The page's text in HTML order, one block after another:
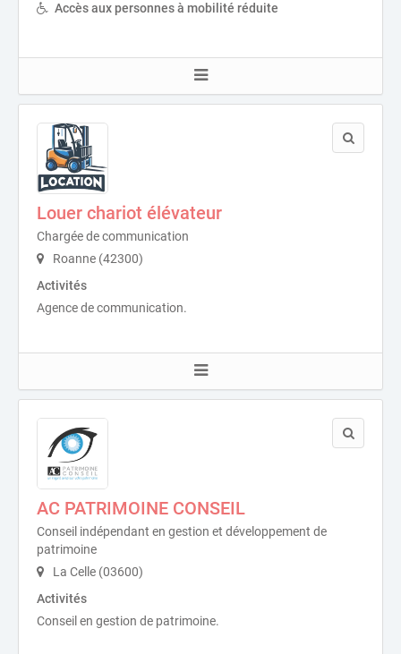
Accès aux personnes à mobilité réduite
Louer chariot élévateur
Chargée de communication
Roanne (42300)
Activités
Agence de communication.
AC PATRIMOINE CONSEIL
Conseil indépendant en gestion et développement de
patrimoine
La Celle (03600)
Activités
Conseil en gestion de patrimoine.